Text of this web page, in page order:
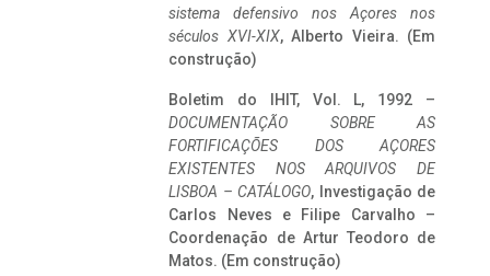
sistema defensivo nos Açores nos
séculos XVI-XIX, Alberto Vieira. (Em
construção)
Boletim do IHIT, Vol. L, 1992 –
DOCUMENTAÇÃO SOBRE AS
FORTIFICAÇÕES DOS AÇORES
EXISTENTES NOS ARQUIVOS DE
LISBOA – CATÁLOGO, Investigação de
Carlos Neves e Filipe Carvalho –
Coordenação de Artur Teodoro de
Matos. (Em construção)